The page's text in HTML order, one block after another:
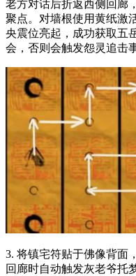
老方对话后折返西侧回廊
聚点。对墙根使用黄纸激
央震位亮起，成功获取五
会，否则会触发怨灵追击
3. 将镇宅符贴于佛像背面
回廊时自动触发灰老爷托